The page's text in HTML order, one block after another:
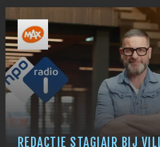
REDACTIE STAGIAIR BIJ